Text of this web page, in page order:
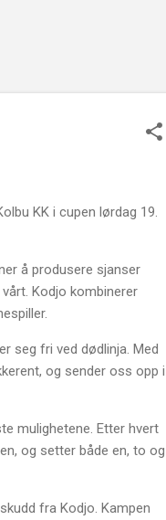
KK i cupen lørdag 19.
å produsere sjanser
Kodjo kombinerer
seg fri ved dødlinja. Med
og sender oss opp i
mulighetene. Etter hvert
og setter både en, to og
fra Kodjo. Kampen